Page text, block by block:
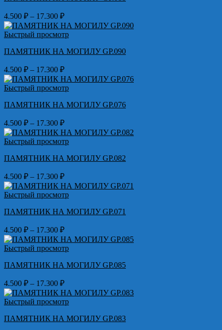
4.500 ₽ – 17.300 ₽Диапазон
цен:
4.500 ₽
17.300 ₽
Быстрый просмотр
ПАМЯТНИК НА МОГИЛУ GP.090
4.500 ₽ – 17.300 ₽Диапазон
цен:
4.500 ₽
17.300 ₽
Быстрый просмотр
ПАМЯТНИК НА МОГИЛУ GP.076
4.500 ₽ – 17.300 ₽Диапазон
цен:
4.500 ₽
17.300 ₽
Быстрый просмотр
ПАМЯТНИК НА МОГИЛУ GP.082
4.500 ₽ – 17.300 ₽Диапазон
цен:
4.500 ₽
17.300 ₽
Быстрый просмотр
ПАМЯТНИК НА МОГИЛУ GP.071
4.500 ₽ – 17.300 ₽Диапазон
цен:
4.500 ₽
17.300 ₽
Быстрый просмотр
ПАМЯТНИК НА МОГИЛУ GP.085
4.500 ₽ – 17.300 ₽Диапазон
цен:
4.500 ₽
17.300 ₽
Быстрый просмотр
ПАМЯТНИК НА МОГИЛУ GP.083